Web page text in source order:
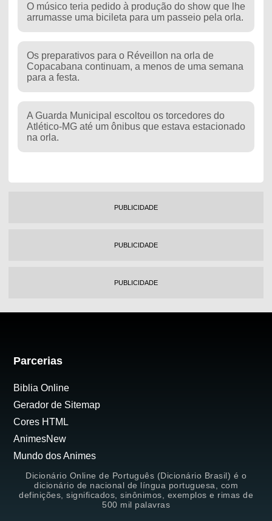
O músico teria pedido à produção do show que lhe
arrumasse uma bicileta para um passeio pela orla.
Os preparativos para o Réveillon na orla de
Copacabana continuam, a menos de uma semana
para a festa.
A Guarda Municipal escoltou os torcedores do
Atlético-MG até um ônibus que estava estacionado
na orla.
PUBLICIDADE
PUBLICIDADE
PUBLICIDADE
Parcerias
Biblia Online
Gerador de Sitemap
Cores HTML
AnimesNew
Mundo dos Animes
Dicionário Online de Português (Dicionário Brasil) é o
dicionário de nacional de língua portuguesa, com
definições, significados, sinônimos, exemplos e rimas de
500 mil palavras